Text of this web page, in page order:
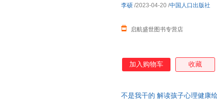
启航盛世图书专营店
李硕 /2023-04-20 /中国人口出版社
加入购物车 收藏
不是我干的 解读孩子心理健康